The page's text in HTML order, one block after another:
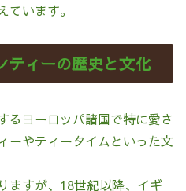
います。
ティーの歴史と文化
るヨーロッパ諸国で特に愛さ
ーやティータイムといった文
ますが、18世紀以降、イギ